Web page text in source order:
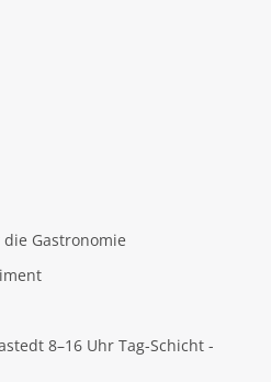
Gastronomie
8–16 Uhr Tag-Schicht -